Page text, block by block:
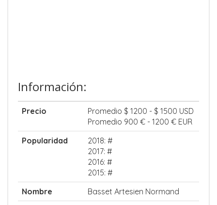
Información:
Precio
Promedio $ 1200 - $ 1500 USD
Promedio 900 € - 1200 € EUR
Popularidad
2018: #
2017: #
2016: #
2015: #
Nombre
Basset Artesien Normand